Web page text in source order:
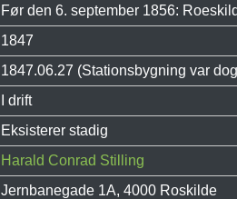
Før den 6. september 1856:
1847
1847.06.27 (Stationsbygning var
I drift
Eksisterer stadig
Harald Conrad Stilling
Jernbanegade 1A, 4000 Roskilde